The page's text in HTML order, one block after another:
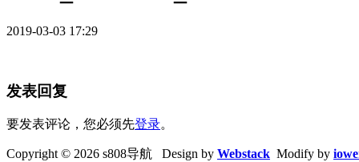
2019-03-03 17:29
发表回复
要发表评论，您必须先登录。
Copyright © 2026 s808导航 Design by Webstack Modify by